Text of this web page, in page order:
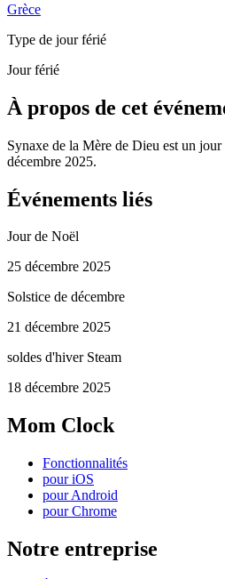
Grèce
Type de jour férié
Jour férié
À propos de cet
Synaxe de la Mère de Dieu est un
décembre 2025.
Événements liés
Jour de Noël
25 décembre 2025
Solstice de décembre
21 décembre 2025
soldes d'hiver Steam
18 décembre 2025
Mom Clock
Fonctionnalités
pour iOS
pour Android
pour Chrome
Notre entreprise